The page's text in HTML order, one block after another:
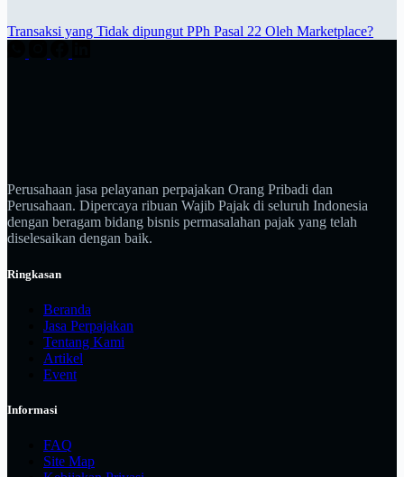
Transaksi yang Tidak dipungut PPh Pasal 22 Oleh Marketplace?
Perusahaan jasa pelayanan perpajakan Orang Pribadi dan
Perusahaan. Dipercaya ribuan Wajib Pajak di seluruh Indonesia
dengan beragam bidang bisnis permasalahan pajak yang telah
diselesaikan dengan baik.
Ringkasan
Beranda
Jasa Perpajakan
Tentang Kami
Artikel
Event
Informasi
FAQ
Site Map